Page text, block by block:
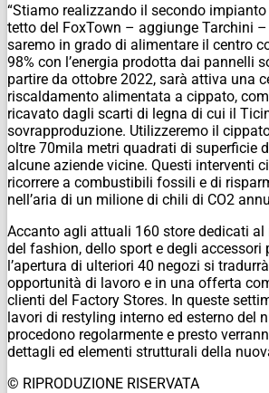
“Stiamo realizzando il secondo
tetto del FoxTown – aggiunge Tarchini
saremo in grado di alimentare il centro
98% con l’energia prodotta dai pannelli
partire da ottobre 2022, sarà attiva una
riscaldamento alimentata a cippato,
ricavato dagli scarti di legna di cui il
sovrapproduzione. Utilizzeremo il
oltre 70mila metri quadrati di superficie
alcune aziende vicine. Questi interventi
ricorrere a combustibili fossili e di
nell’aria di un milione di chili di CO2
Accanto agli attuali 160 store dedicati al
del fashion, dello sport e degli accessori
l’apertura di ulteriori 40 negozi si
opportunità di lavoro e in una offerta
clienti del Factory Stores. In queste
lavori di restyling interno ed esterno del
procedono regolarmente e presto
dettagli ed elementi strutturali della
© RIPRODUZIONE RISERVATA